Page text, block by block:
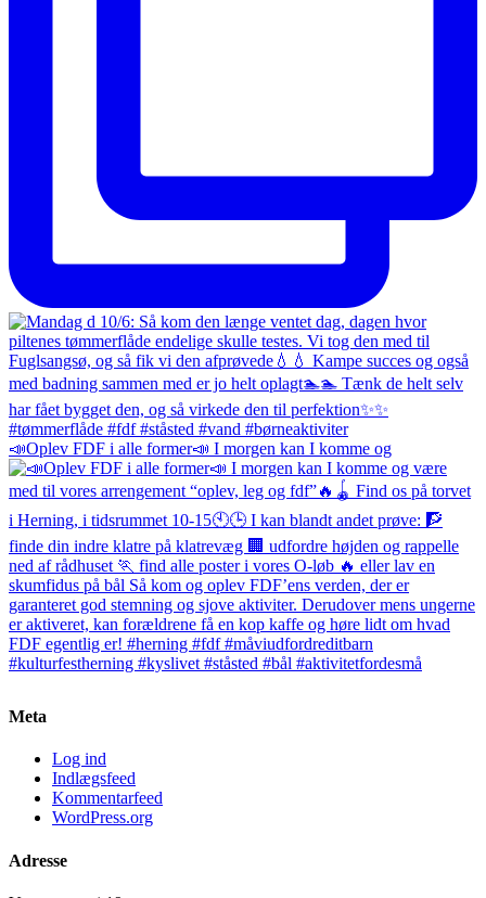
📣Oplev FDF i alle former📣 I morgen kan I komme og
Meta
Log ind
Indlægsfeed
Kommentarfeed
WordPress.org
Adresse